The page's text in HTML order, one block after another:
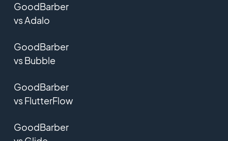
GoodBarber
vs Adalo
GoodBarber
vs Bubble
GoodBarber
vs FlutterFlow
GoodBarber